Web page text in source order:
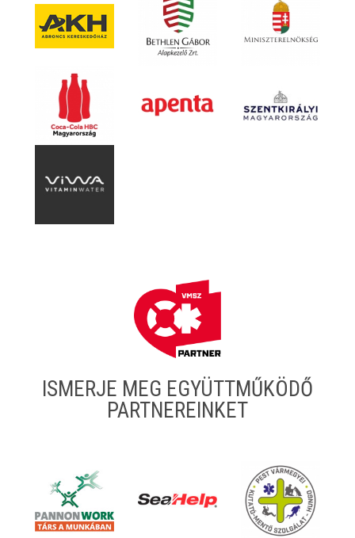
ISMERJE MEG EGYÜTTMŰKÖDŐ
PARTNEREINKET